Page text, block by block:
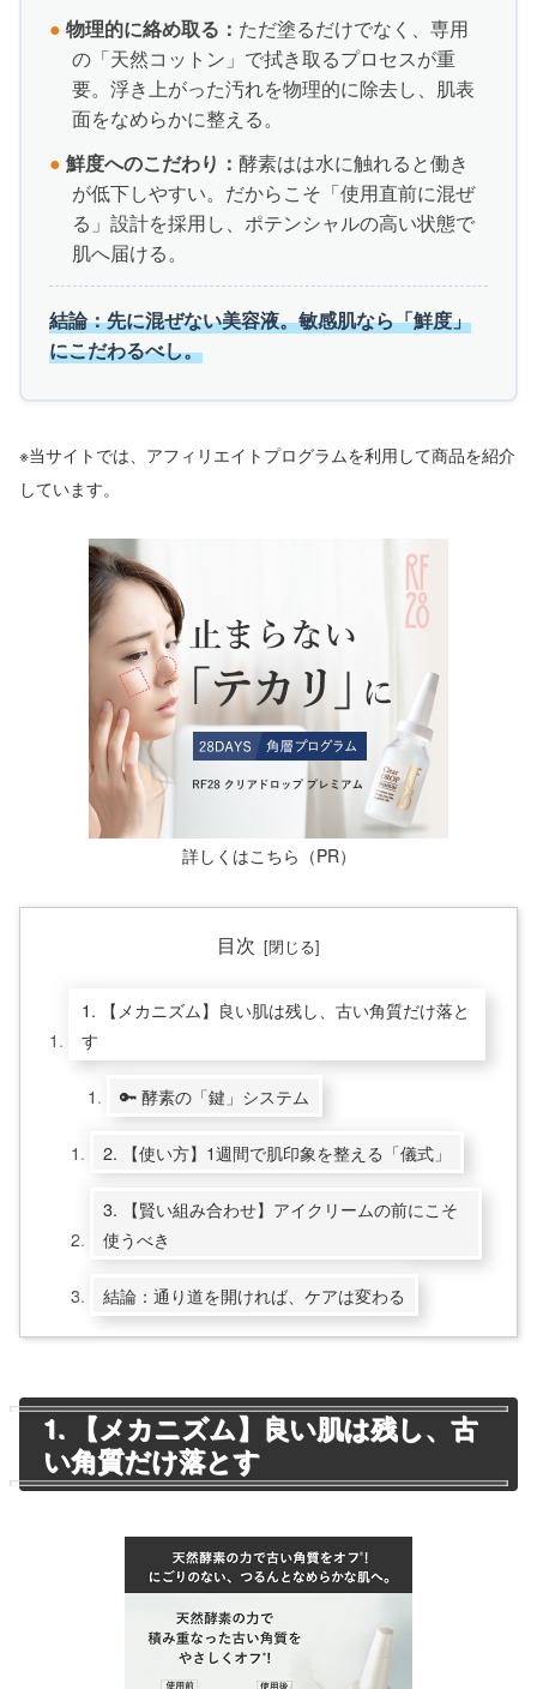
● 物理的に絡め取る： ただ塗るだけでなく、専用
の「天然コットン」で拭き取るプロセスが重
要。浮き上がった汚れを物理的に除去し、肌表
面をなめらかに整える。
● 鮮度へのこだわり：酵素はは水に触れると働き
が低下しやすい。だからこそ「使用直前に混ぜ
る」設計を採用し、ポテンシャルの高い状態で
肌へ届ける。
結論：先に混ぜない美容液。敏感肌なら「鮮度」
にこだわるべし。
※当サイトでは、アフィリエイトプログラムを利用して商品を紹介
しています。
詳しくはこちら（PR）
目次
1. 【メカニズム】良い肌は残し、古い角質だけ落と
す
🔑 酵素の「鍵」システム
2. 【使い方】1週間で肌印象を整える「儀式」
3. 【賢い組み合わせ】アイクリームの前にこそ
使うべき
結論：通り道を開ければ、ケアは変わる
1. 【メカニズム】良い肌は残し、古
い角質だけ落とす